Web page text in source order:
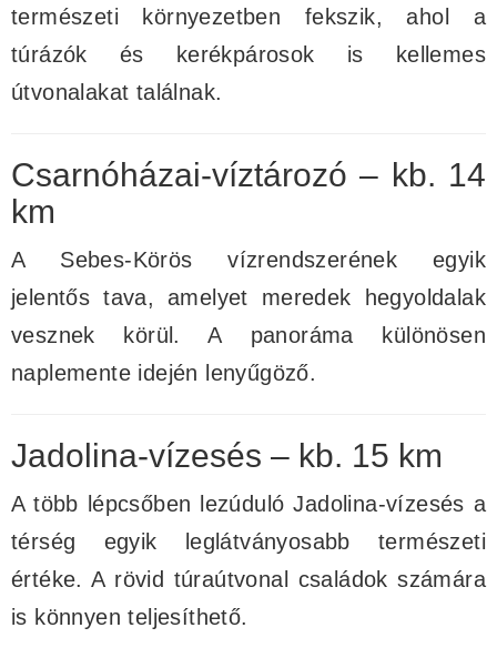
természeti környezetben fekszik, ahol a
túrázók és kerékpárosok is kellemes
útvonalakat találnak.
Csarnóházai-víztározó – kb. 14
km
A Sebes-Körös vízrendszerének egyik
jelentős tava, amelyet meredek hegyoldalak
vesznek körül. A panoráma különösen
naplemente idején lenyűgöző.
Jadolina-vízesés – kb. 15 km
A több lépcsőben lezúduló Jadolina-vízesés a
térség egyik leglátványosabb természeti
értéke. A rövid túraútvonal családok számára
is könnyen teljesíthető.